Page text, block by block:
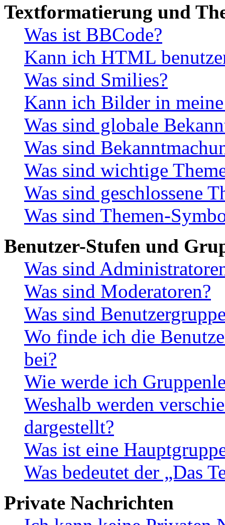
Textformatierung und
Was ist BBCode?
Kann ich HTML
Was sind Smilies?
Kann ich Bilder in
Was sind globale
Was sind
Was sind wichtige
Was sind geschlossene
Was sind Themen-
Benutzer-Stufen und
Was sind
Was sind Moderatoren?
Was sind
Wo finde ich die
bei?
Wie werde ich
Weshalb werden
dargestellt?
Was ist eine
Was bedeutet der „Das
Private Nachrichten